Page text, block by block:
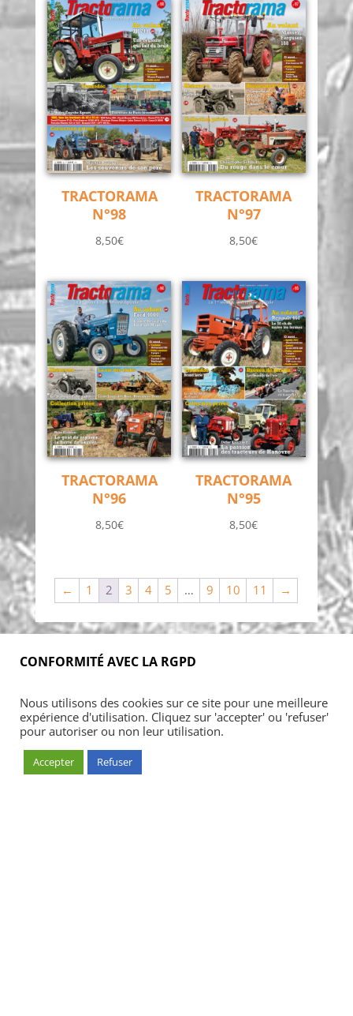
TRACTORAMA
N°98
8,50€
TRACTORAMA
N°97
8,50€
TRACTORAMA
N°96
8,50€
TRACTORAMA
N°95
8,50€
← 1 2 3 4 5 … 9 10 11 →
CONFORMITÉ AVEC LA RGPD
Nous utilisons des cookies sur ce site pour une meilleure
expérience d'utilisation. Cliquez sur 'accepter' ou 'refuser'
pour autoriser ou non leur utilisation.
Accepter Refuser